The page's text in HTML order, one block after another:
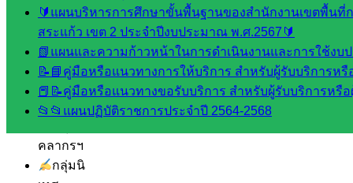
🔰แผนบริหารการศึกษาขั้นพื้นฐานของสำนักงานเขตพื้นที่
สระแก้ว เขต 2 ประจำปีงบประมาณ พ.ศ.2567🔰
📗แผนและความก้าวหน้าในการดำเนินงานและการใช้งบ
📝📘คู่มือหรือแนวทางการให้บริการ สำหรับผู้รับบริการห
📕📝คู่มือหรือแนวทางขอรับบริการ สำหรับผู้รับบริการหรื
📂📂แผนปฏิบัติราชการประจำปี 2564-2568
กลุ่ม
บริหาร
งาน
บุคคล
กลุ่ม
พัฒนาครู
คลากรฯ
กลุ่มนิ